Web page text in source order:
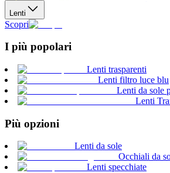
Lenti
Scopri
I più popolari
Lenti trasparenti
Lenti filtro luce blu
Lenti da sole
Lenti
Più opzioni
Lenti da sole
Occhiali da
Lenti specchiate